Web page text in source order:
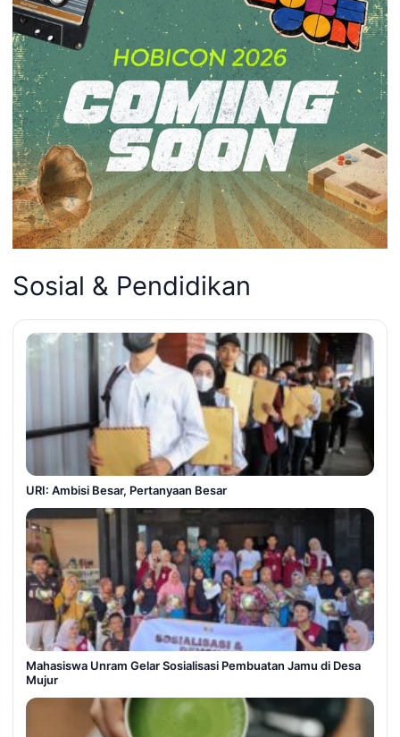
Sosial & Pendidikan
URI: Ambisi Besar, Pertanyaan Besar
Mahasiswa Unram Gelar Sosialisasi Pembuatan Jamu di Desa
Mujur